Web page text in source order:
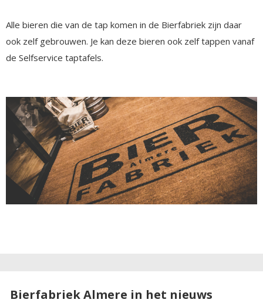
Alle bieren die van de tap komen in de Bierfabriek zijn daar
ook zelf gebrouwen. Je kan deze bieren ook zelf tappen vanaf
de Selfservice taptafels.
Bierfabriek Almere in het nieuws